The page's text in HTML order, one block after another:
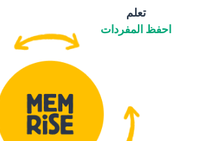
تعلم
احفظ المفردات